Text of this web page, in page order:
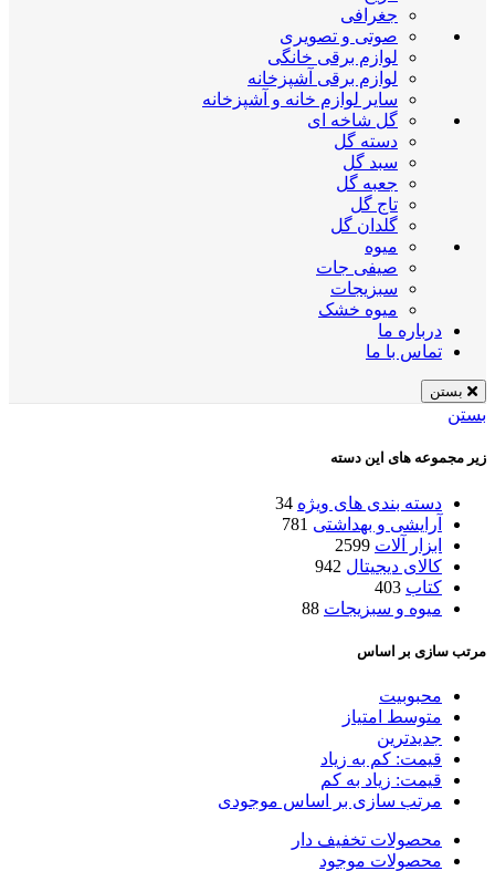
جغرافی
صوتی و تصویری
لوازم برقی خانگی
لوازم برقی آشپزخانه
سایر لوازم خانه و آشپزخانه
گل شاخه ای
دسته گل
سبد گل
جعبه گل
تاج گل
گلدان گل
میوه
صیفی جات
سبزیجات
میوه خشک
درباره ما
تماس با ما
بستن
بستن
زیر مجموعه های این دسته
دسته بندی های ویژه 34
آرایشی و بهداشتی 781
ابزار آلات 2599
کالای دیجیتال 942
کتاب 403
میوه و سبزیجات 88
مرتب سازی بر اساس
محبوبیت
متوسط امتیاز
جدیدترین
قیمت: کم به زیاد
قیمت: زیاد به کم
مرتب سازی بر اساس موجودی
محصولات تخفیف دار
محصولات موجود